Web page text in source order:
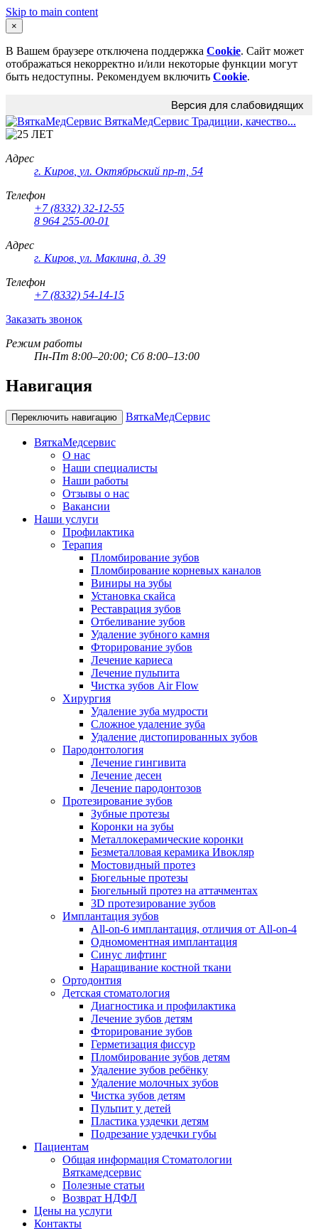
Skip to main content
×
В Вашем браузере отключена поддержка Cookie. Сайт может
отображаться некорректно и/или некоторые функции могут
быть недоступны. Рекомендуем включить Cookie.
Версия для слабовидящих
ВяткаМедСервис Традиции, качество...
Адрес
г. Киров ул. Октябрьский пр-т, 54
Телефон
+7 (8332) 32-12-55
8 964 255-00-01
Адрес
г. Киров ул. Маклина, д. 39
Телефон
+7 (8332) 54-14-15
Заказать звонок
Режим работы
Пн-Пт 8:00–20:00; Сб 8:00–13:00
Навигация
Переключить навигацию ВяткаМедСервис
ВяткаМедсервис
О нас
Наши специалисты
Наши работы
Отзывы о нас
Вакансии
Наши услуги
Профилактика
Терапия
Пломбирование зубов
Пломбирование корневых каналов
Виниры на зубы
Установка скайса
Реставрация зубов
Отбеливание зубов
Удаление зубного камня
Фторирование зубов
Лечение кариеса
Лечение пульпита
Чистка зубов Air Flow
Хирургия
Удаление зуба мудрости
Сложное удаление зуба
Удаление дистопированных зубов
Пародонтология
Лечение гингивита
Лечение десен
Лечение пародонтозов
Протезирование зубов
Зубные протезы
Коронки на зубы
Металлокерамические коронки
Безметалловая керамика Ивокляр
Мостовидный протез
Бюгельные протезы
Бюгельный протез на аттачментах
3D протезирование зубов
Имплантация зубов
All-on-6 имплантация, отличия от All-on-4
Одномоментная имплантация
Синус лифтинг
Наращивание костной ткани
Ортодонтия
Детская стоматология
Диагностика и профилактика
Лечение зубов детям
Фторирование зубов
Герметизация фиссур
Пломбирование зубов детям
Удаление зубов ребёнку
Удаление молочных зубов
Чистка зубов детям
Пульпит у детей
Пластика уздечки детям
Подрезание уздечки губы
Пациентам
Общая информация Стоматологии
Вяткамедсервис
Полезные статьи
Возврат НДФЛ
Цены на услуги
Контакты